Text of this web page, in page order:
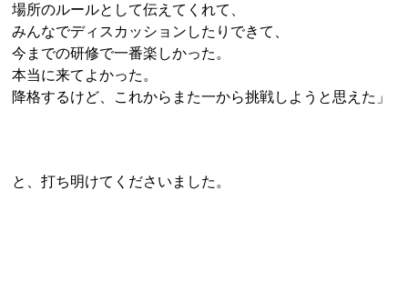
場所のルールとして伝えてくれて、
みんなでディスカッションしたりできて、
今までの研修で一番楽しかった。
本当に来てよかった。
降格するけど、これからまた一から挑戦しようと思えた」
と、打ち明けてくださいました。